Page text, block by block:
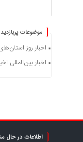
موضوعات
اخبار روز
اخبار بین‌المللی
اطلاعات در حال